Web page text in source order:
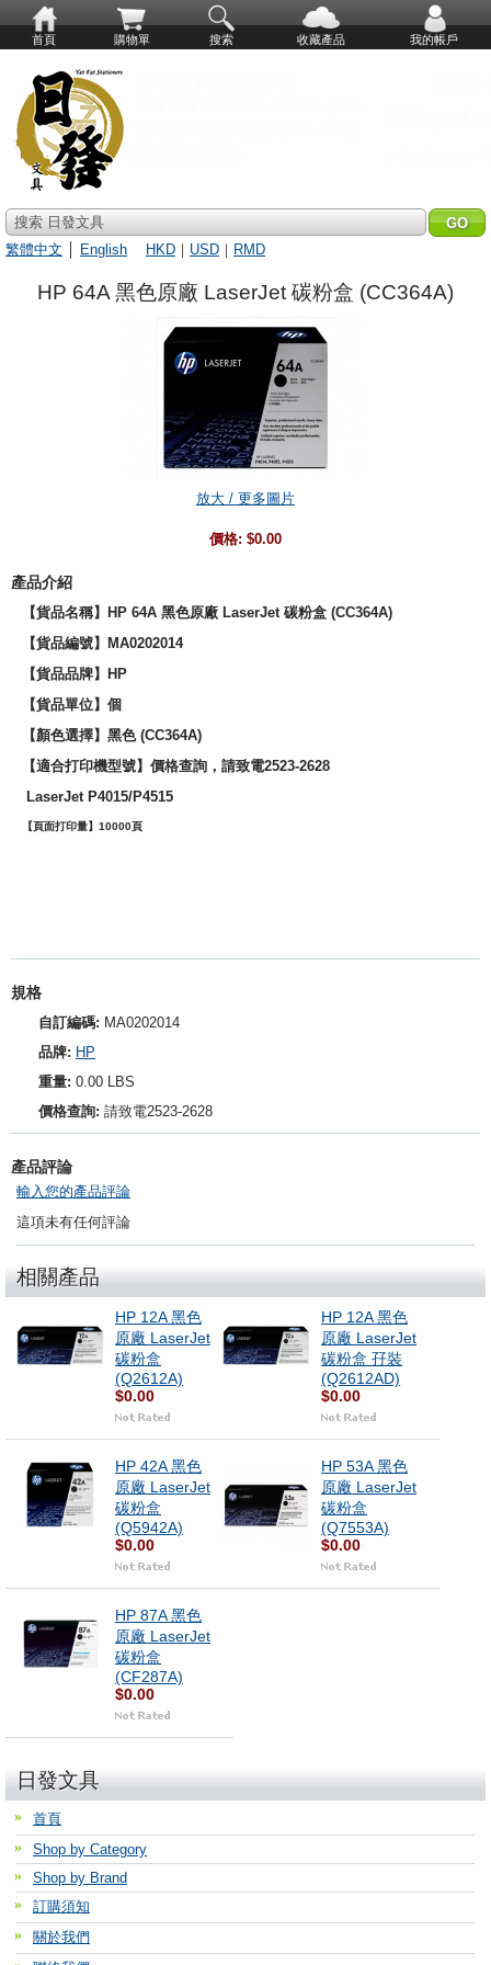
首頁 購物單 搜索 收藏產品 我的帳戶
搜索 日發文具
繁體中文
English HKD ｜ USD ｜ RMD
HP 64A 黑色原廠 LaserJet 碳粉盒 (CC364A)
放大 / 更多圖片
價格: $0.00
產品介紹
【貨品名稱】HP 64A 黑色原廠 LaserJet 碳粉盒 (CC364A)
【貨品編號】MA0202014
【貨品品牌】
HP
【貨品單位】個
【顏色選擇】黑色 (CC364A)
【適合打印機型號】價格查詢，請致電2523-2628
LaserJet P4015/P4515
【頁面打印量】10000頁
規格
自訂編碼: MA0202014
品牌: HP
重量: 0.00 LBS
價格查詢: 請致電2523-2628
產品評論
輸入您的產品評論
這項未有任何評論
相關產品
HP 12A 黑色
原廠 LaserJet
碳粉盒
(Q2612A)
$0.00
HP 12A 黑色
原廠 LaserJet
碳粉盒 孖裝
(Q2612AD)
$0.00
HP 42A 黑色
原廠 LaserJet
碳粉盒
(Q5942A)
$0.00
HP 53A 黑色
原廠 LaserJet
碳粉盒
(Q7553A)
$0.00
HP 87A 黑色
原廠 LaserJet
碳粉盒
(CF287A)
$0.00
日發文具
首頁
Shop by Category
Shop by Brand
訂購須知
關於我們